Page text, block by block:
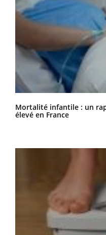
Mortalité infantile : un
élevé en France